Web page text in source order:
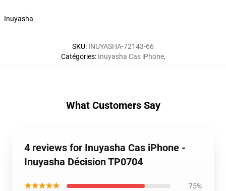
Inuyasha
SKU: INUYASHA-72143-66
Catégories: Inuyasha Cas iPhone,
What Customers Say
4 reviews for Inuyasha Cas iPhone -
Inuyasha Décision TP0704
★★★★★ 75%